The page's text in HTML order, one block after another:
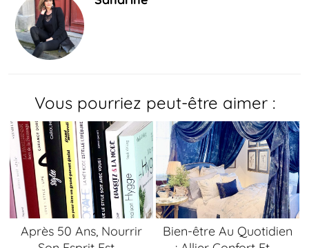
Vous pourriez peut-être aimer :
Après 50 Ans, Nourrir
Bien-être Au Quotidien